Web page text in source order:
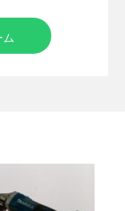
のお客様に評価を
えください。